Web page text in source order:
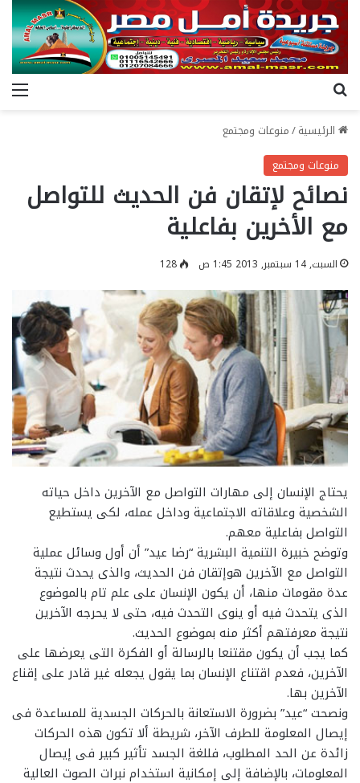
الرئيسية/منوعات ومجتمع
منوعات ومجتمع
نصائح لإتقان فن الحديث للتواصل
مع الأخرين بفاعلية
السبت, 14 سبتمبر, 2013 1:45 ص 128
يحتاج الإنسان إلى مهارات التواصل مع الآخرين داخل حياته
الشخصية وعلاقاته الاجتماعية وداخل عمله، لكى يستطيع
التواصل بفاعلية معهم.
وتوضح خبيرة التنمية البشرية “رضا عيد” أن أول وسائل عملية
التواصل مع الآخرين هوإتقان فن الحديث، والذى يحدث نتيجة
عدة مقومات منها، أن يكون الإنسان على علم تام بالموضوع
الذى يتحدث فيه أو ينوى التحدث فيه، حتى لا يحرجه الآخرين
نتيجة معرفتهم أكثر منه بموضوع الحديث.
كما يجب أن يكون مقتنعا بالرسالة أو الفكرة التى يعرضها على
الآخرين، فعدم اقتناع الإنسان بما يقول يجعله غير قادر على إقناع
الآخرين بها.
ونصحت “عيد” بضرورة الاستعانة بالحركات الجسدية للمساعدة فى
إيصال المعلومة للطرف الآخر، شريطة ألا تكون هذه الحركات
زائدة عن الحد المطلوب، فللغة الجسد تأثير كبير فى إيصال
المعلومات، بالإضافة إلى إمكانية استخدام نبرات الصوت العالية